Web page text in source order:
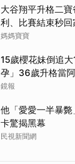
大谷翔平升格二
利、比賽結束秒
開
媽媽寶寶
15歲櫻花妹倒追
孕」36歲升格當
傻眼了
鏡報
他「愛愛一半暴
卡驚揭黑幕
民視新聞網